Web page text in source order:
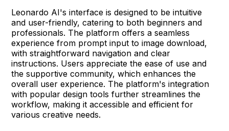
Leonardo AI's interface is designed to be intuitive
and user-friendly, catering to both beginners and
professionals. The platform offers a seamless
experience from prompt input to image download,
with straightforward navigation and clear
instructions. Users appreciate the ease of use and
the supportive community, which enhances the
overall user experience. The platform's integration
with popular design tools further streamlines the
workflow, making it accessible and efficient for
various creative needs.